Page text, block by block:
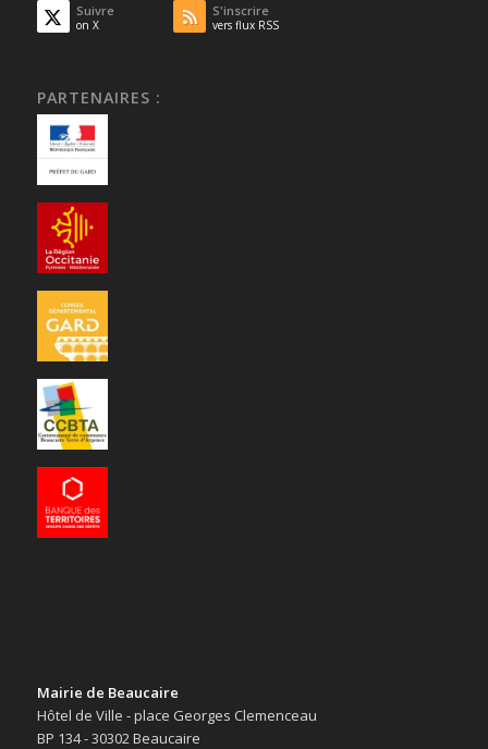
Suivre
on X
S'inscrire
vers flux RSS
PARTENAIRES :
Mairie de Beaucaire
Hôtel de Ville - place Georges Clemenceau
BP 134 - 30302 Beaucaire